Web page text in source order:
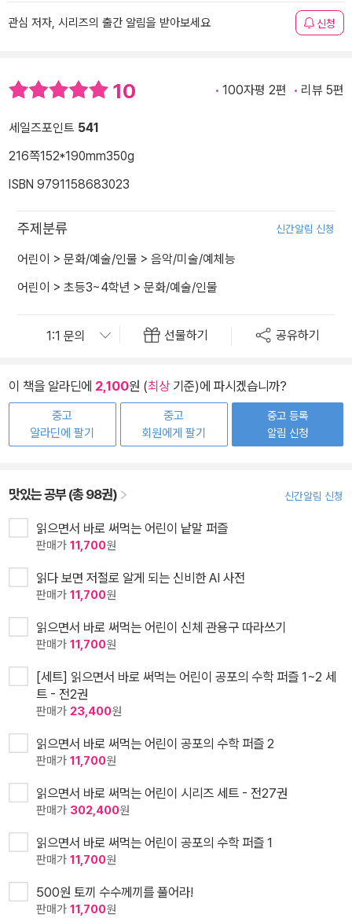
관심 저자, 시리즈의 출간 알림을 받아보세요 신청
10 100자평 2편 리뷰 5편
세일즈포인트 541
216쪽152*190mm350g
ISBN 9791158683023
주제분류 신간알림 신청
어린이 > 문화/예술/인물 > 음악/미술/예체능
어린이 > 초등3~4학년 > 문화/예술/인물
선물하기 공유하기
이 책을 알라딘에 2,100원 (최상기준)에 파시겠습니까?
중고
알라딘에 팔기
중고
회원에게 팔기
중고 등록
알림 신청
맛있는 공부 (총 98권) 신간알림 신청
읽으면서 바로 써먹는 어린이 낱말 퍼즐
판매가 11,700원
읽다 보면 저절로 알게 되는 신비한 AI 사전
판매가 11,700원
읽으면서 바로 써먹는 어린이 신체 관용구 따라쓰기
판매가 11,700원
[세트] 읽으면서 바로 써먹는 어린이 공포의 수학 퍼즐 1~2 세
트 - 전2권
판매가 23,400원
읽으면서 바로 써먹는 어린이 공포의 수학 퍼즐 2
판매가 11,700원
읽으면서 바로 써먹는 어린이 시리즈 세트 - 전27권
판매가 302,400원
읽으면서 바로 써먹는 어린이 공포의 수학 퍼즐 1
판매가 11,700원
500원 토끼 수수께끼를 풀어라!
판매가 11,700원